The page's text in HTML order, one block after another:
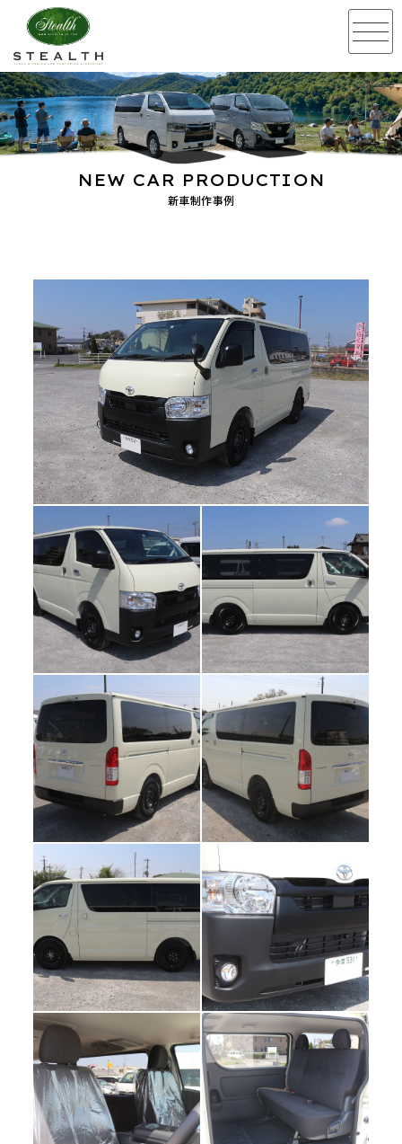
新車制作事例
NEW CAR PRODUCTION